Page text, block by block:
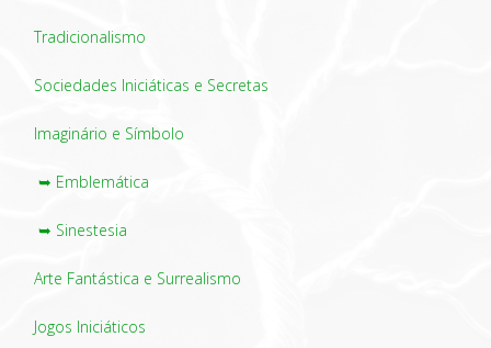
Tradicionalismo
Sociedades Iniciáticas e Secretas
Imaginário e Símbolo
➥ Emblemática
➥ Sinestesia
Arte Fantástica e Surrealismo
Jogos Iniciáticos